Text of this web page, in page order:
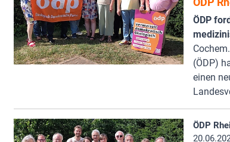
ÖDP
(ÖDP)
einen
ÖDP